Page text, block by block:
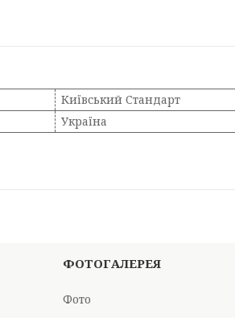
Київський Стандарт
Україна
ФОТОГАЛЕРЕЯ
Фото